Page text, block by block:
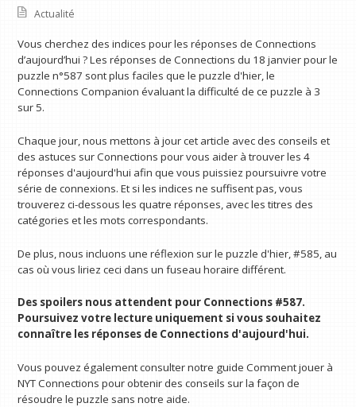
Actualité
Vous cherchez des indices pour les réponses de Connections
d’aujourd’hui ? Les réponses de Connections du 18 janvier pour le
puzzle n°587 sont plus faciles que le puzzle d'hier, le
Connections Companion évaluant la difficulté de ce puzzle à 3
sur 5.
Chaque jour, nous mettons à jour cet article avec des conseils et
des astuces sur Connections pour vous aider à trouver les 4
réponses d'aujourd'hui afin que vous puissiez poursuivre votre
série de connexions. Et si les indices ne suffisent pas, vous
trouverez ci-dessous les quatre réponses, avec les titres des
catégories et les mots correspondants.
De plus, nous incluons une réflexion sur le puzzle d'hier, #585, au
cas où vous liriez ceci dans un fuseau horaire différent.
Des spoilers nous attendent pour Connections #587.
Poursuivez votre lecture uniquement si vous souhaitez
connaître les réponses de Connections d'aujourd'hui.
Vous pouvez également consulter notre guide Comment jouer à
NYT Connections pour obtenir des conseils sur la façon de
résoudre le puzzle sans notre aide.